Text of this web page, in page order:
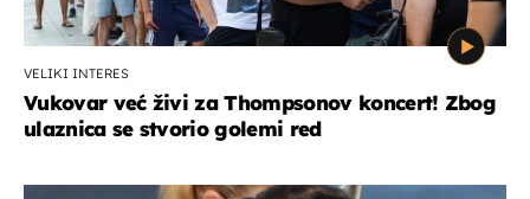
VELIKI INTERES
Vukovar već živi za Thompsonov koncert! Zbog
ulaznica se stvorio golemi red